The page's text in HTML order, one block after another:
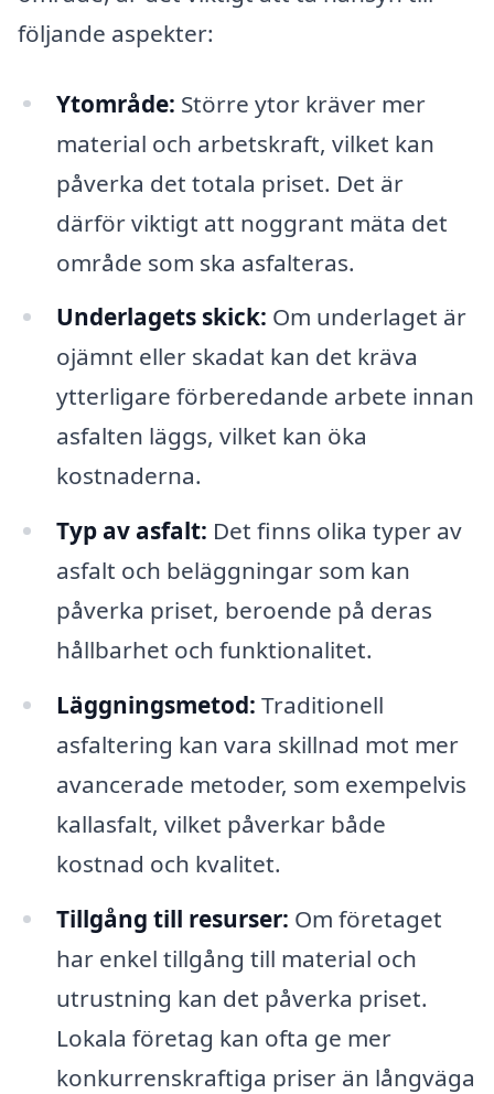
följande aspekter:
Ytområde: Större ytor kräver mer
material och arbetskraft, vilket kan
påverka det totala priset. Det är
därför viktigt att noggrant mäta det
område som ska asfalteras.
Underlagets skick: Om underlaget är
ojämnt eller skadat kan det kräva
ytterligare förberedande arbete innan
asfalten läggs, vilket kan öka
kostnaderna.
Typ av asfalt: Det finns olika typer av
asfalt och beläggningar som kan
påverka priset, beroende på deras
hållbarhet och funktionalitet.
Läggningsmetod: Traditionell
asfaltering kan vara skillnad mot mer
avancerade metoder, som exempelvis
kallasfalt, vilket påverkar både
kostnad och kvalitet.
Tillgång till resurser: Om företaget
har enkel tillgång till material och
utrustning kan det påverka priset.
Lokala företag kan ofta ge mer
konkurrenskraftiga priser än långväga